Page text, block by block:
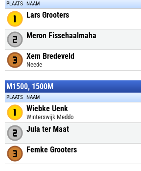
PLAATS NAAM
Lars Grooters
Meron Fissehaalmaha
Xem Bredeveld
Neede
M1500, 1500M
PLAATS NAAM
Wiebke Uenk
Winterswijk Meddo
Jula ter Maat
Femke Grooters